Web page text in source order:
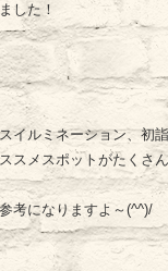
した！
イルミネーション、初
スメスポットがたくさ
考になりますよ～(^^)/